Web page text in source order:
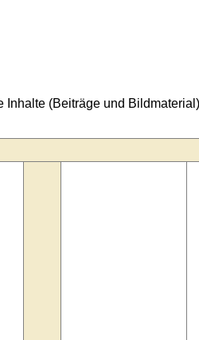
(Beiträge und